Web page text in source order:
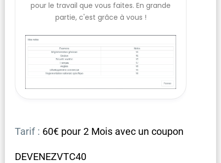
pour le travail que vous faites. En grande
partie, c'est grâce à vous !
Tarif : 60€ pour 2 Mois avec un coupon
DEVENEZVTC40